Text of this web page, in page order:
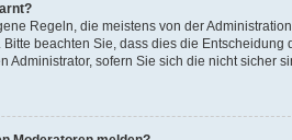
Regeln, die meistens von der
beachten Sie, dass dies die
Administrator, sofern Sie sich die nicht sicher